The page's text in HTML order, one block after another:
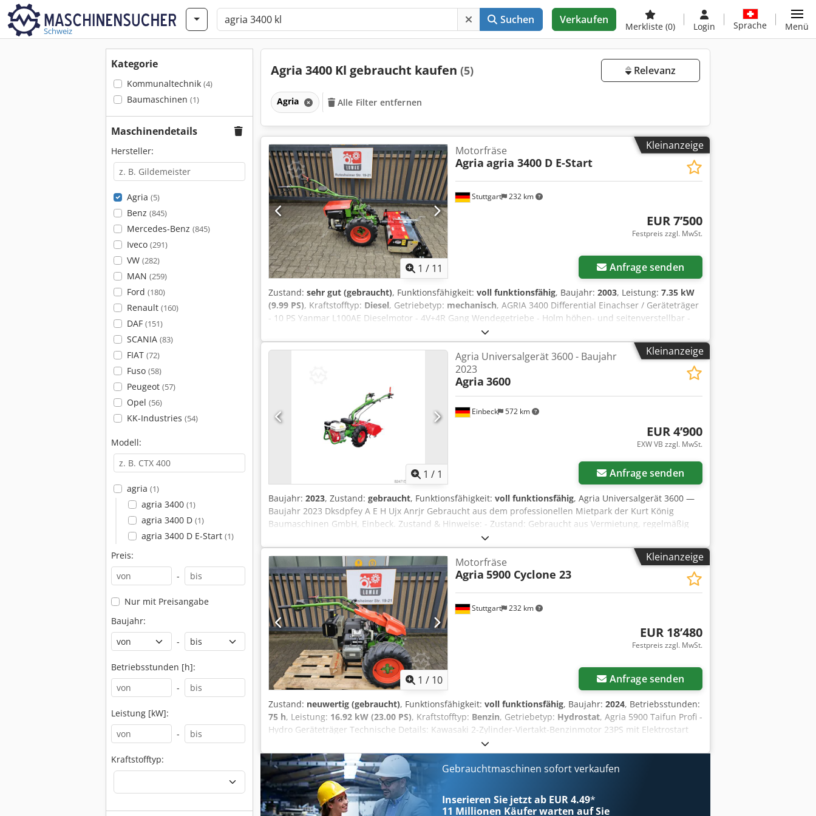
Schweiz
Suchen Verkaufen
Merkliste (0) Login Sprache Menü
Kategorie
Kommunaltechnik (4)
Baumaschinen (1)
Maschinendetails
Hersteller:
Agria (5)
Benz (845)
Mercedes-Benz (845)
Iveco (291)
VW (282)
MAN (259)
Ford (180)
Renault (160)
DAF (151)
SCANIA (83)
FIAT (72)
Fuso (58)
Peugeot (57)
Opel (56)
KK-Industries (54)
Modell:
agria (1)
agria 3400 (1)
agria 3400 D (1)
agria 3400 D E-Start (1)
Preis:
-
Nur mit Preisangabe
Baujahr:
-
Betriebsstunden [h]:
-
Leistung [kW]:
-
Kraftstofftyp:
Agria 3400 Kl gebraucht kaufen (5) Relevanz
Agria Alle Filter entfernen
Kleinanzeige
1 / 11
Stuttgart 232 km
Motorfräse
Agria agria 3400 D E-Start
EUR 7’500
Festpreis zzgl. MwSt.
Anfrage senden
Zustand: sehr gut (gebraucht), Funktionsfähigkeit: voll funktionsfähig, Baujahr: 2003, Leistung: 7.35 kW
(9.99 PS), Kraftstofftyp: Diesel, Getriebetyp: mechanisch, AGRIA 3400 Differential Einachser / Geräteträger
- 10 PS Yanmar L100AE Dieselmotor - 4V+4R Gang Wendegetriebe - Holm höhen- und seitenverstellbar -
Bereifung 6.00-12 AS Im Kaufpreis enthaltenes Zubehör: - R2 MT-90 Kreiselegge "neu" Dieser Agria 3400
Einachser befindet sich in einem guten Gesamtzustand, frisch vom Kundendienst, sofort einsatzbereit!
Verkauf erfolgt als Gebrauchtmaschine unter Ausschluss von Rückgabe, Garantie und Gewährleistung.
Dsdpfx Aowzwftonrekr Nettopreis 7.555,-€ // Bruttopreis 8.990,-€ - Besichtigung / Probefahrt gerne
möglich - Versand kostet bundesweit 220,-€, außer Inseln
Kleinanzeige
1 / 1
Einbeck 572 km
Agria Universalgerät 3600 - Baujahr
2023
Agria 3600
EUR 4’900
EXW VB zzgl. MwSt.
Anfrage senden
Baujahr: 2023, Zustand: gebraucht, Funktionsfähigkeit: voll funktionsfähig, Agria Universalgerät 3600 —
Baujahr 2023 Dksdpfey A E H Ujx Anrjr Gebraucht aus dem professionellen Mietpark der Kurt König
Baumaschinen GmbH, Einbeck. Zustand & Hinweise: - Zustand: Gebraucht aus Vermietung, regelmäßig
gewartet - Funktion: Voll funktionsfähig - Die Produktbilder sind Beispielbilder und zeigen das Gerät im
Neuzustand — der tatsächliche Zustand weicht entsprechend der Nutzungsdauer ab - Besichtigung in
37574 Einbeck nach Vereinbarung möglich Preis 4.900 EUR zzgl. MwSt. | EXW Einbeck | Lieferung auf
Anfrage
Kleinanzeige
1 / 10
Stuttgart 232 km
Motorfräse
Agria 5900 Cyclone 23
EUR 18’480
Festpreis zzgl. MwSt.
Anfrage senden
Zustand: neuwertig (gebraucht), Funktionsfähigkeit: voll funktionsfähig, Baujahr: 2024, Betriebsstunden:
75 h, Leistung: 16.92 kW (23.00 PS), Kraftstofftyp: Benzin, Getriebetyp: Hydrostat, Agria 5900 Taifun Profi -
Hydro Geräteträger Technische Details: Kawasaki 2-Zylinder-Viertakt-Benzinmotor 23PS mit Elektrostart
Getriebe: stufenloser hydrostatischer Fahrantrieb mit Einscheibentrockenkupplung Geschwindigkeiten:
Vorwärts: 0-7 km/h, Rückwärts: 0 - 3,6 km/h Lenkholm: gummigelagert und werkzeuglos höhen- und
seitenverstellbar Lenkung: Servolenkung (Holm-Aktiv-Lenkung) Bereifung: 23 x 8.50 - 12 AS
Serienausstattung: Bereifung, Betriebs- und Feststellbremse, Betriebsstundenzähler, Handstart,
Elektrostarter, Steckdose Dkedpfx Anov Ecdkerer Kraftstoff: Benzin bleifrei Gewicht: ca. 221,00 kg
Besonderheiten: Intuitives Lenken mit minimalstem Kraftaufwand dank Holm-Aktiv-Lenkung Patentierte
Gebrauchtmaschinen sofort verkaufen
Inserieren Sie jetzt ab EUR 4.49*
11 Millionen Käufer warten auf Sie